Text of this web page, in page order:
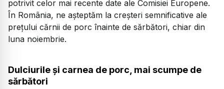
potrivit celor mai recente date ale Comisiei Europene.
În România, ne așteptăm la creșteri semnificative ale
prețului cărnii de porc înainte de sărbători, chiar din
luna noiembrie.
Dulciurile și carnea de porc, mai scumpe de
sărbători